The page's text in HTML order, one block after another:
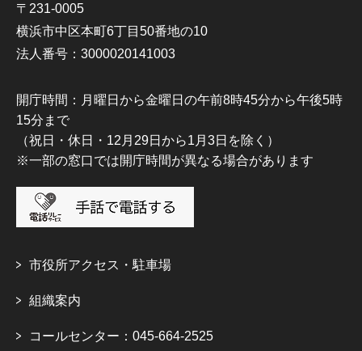
〒231-0005
横浜市中区本町6丁目50番地の10
法人番号：3000020141003
開庁時間：月曜日から金曜日の午前8時45分から午後5時
15分まで
（祝日・休日・12月29日から1月3日を除く）
※一部の窓口では開庁時間が異なる場合があります
市役所アクセス・駐車場
組織案内
コールセンター：045-664-2525